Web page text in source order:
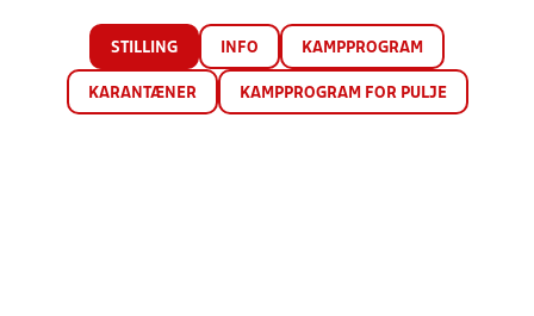
STILLING INFO KAMPPROGRAM
KARANTÆNER KAMPPROGRAM FOR PULJE